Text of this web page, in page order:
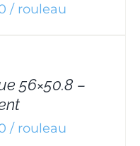
/ rouleau
56×50.8 –
/ rouleau